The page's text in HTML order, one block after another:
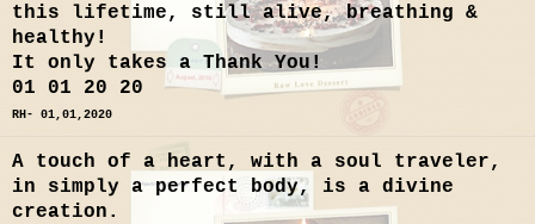
this lifetime, still alive, breathing &
healthy!
It only takes a Thank You!
01 01 20 20
RH- 01,01,2020
A touch of a heart, with a soul traveler,
in simply a perfect body, is a divine
creation.